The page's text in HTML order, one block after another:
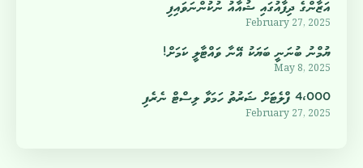
އަޒާންގެ ދިފާއުގައި ޝުއާއު ނުކުންނަވައިފި
February 27, 2025
ޔުމްނު ބުނަނީ ބަޔަކު އޭނާ ވައްޓާލީ ކަމަށް!
May 8, 2025
4،000 ފްލެޓަށް ޝަރުތު ހަމަވާ ލިސްޓް ނެރެފި
February 27, 2025